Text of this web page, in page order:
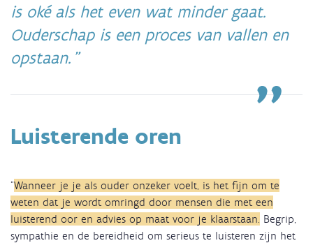
is oké als het even wat minder gaat.
Ouderschap is een proces van vallen en
opstaan.
Luisterende oren
"Wanneer je je als ouder onzeker voelt, is het fijn om te
weten dat je wordt omringd door mensen die met een
luisterend oor en advies op maat voor je klaarstaan. Begrip,
sympathie en de bereidheid om serieus te luisteren zijn het